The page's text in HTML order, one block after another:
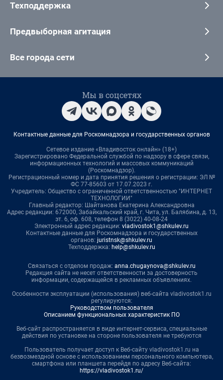
Техподдержка
Предвыборная агитация
Все города сети
Мы в соцсетях
Контактные данные для Роскомнадзора и государственных органов
Сетевое издание «Владивосток онлайн» (18+)
Зарегистрировано Федеральной службой по надзору в сфере связи,
информационных технологий и массовых коммуникаций
(Роскомнадзор).
Регистрационный номер и дата принятия решения о регистрации: ЭЛ №
ФС 77-85603 от 17.07.2023 г.
Учредитель: Общество с ограниченной ответственностью "ИНТЕРНЕТ
ТЕХНОЛОГИИ"
Главный редактор: Шайтанова Екатерина Александровна
Адрес редакции: 672000, Забайкальский край, г. Чита, ул. Балябина, д. 13,
эт. 6, оф. 608, телефон 8 (3022) 40-08-24
Электронный адрес редакции: vladivostok1@shkulev.ru
Контактные данные для Роскомнадзора и государственных
органов: juristnsk@shkulev.ru
Техподдержка: help@shkulev.ru
Связаться с отделом продаж: anna.chugaynova@shkulev.ru
Редакция сайта не несет ответственности за достоверность
информации, содержащейся в рекламных объявлениях.
Особенности эксплуатации (использования) веб-сайта vladivostok1.ru
регулируются:
Руководством пользователя
Описанием функциональных характеристик ПО
Веб-сайт распространяется в виде интернет-сервиса, специальные
действия по установке на стороне пользователя не требуются
Пользователь получает доступ к Веб-сайту vladivostok1.ru на
безвозмездной основе с использованием персонального компьютера,
смартфона или планшета перейдя по адресу Веб-сайта:
https://vladivostok1.ru/